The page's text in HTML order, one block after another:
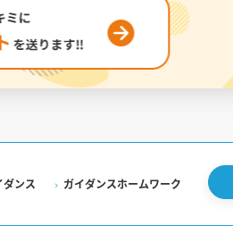
ンス ガイダンスホームワーク